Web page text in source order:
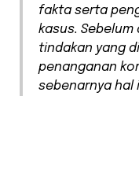
fakta serta
kasus. Sebelum
tindakan yang
penanganan
sebenarnya hal